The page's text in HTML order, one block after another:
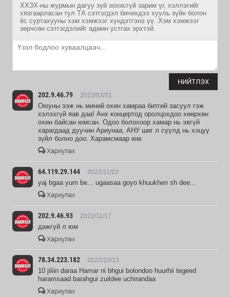
ХХЗХ-ны журмын дагуу зүй зохисгүй зарим үг, хэллэгийг
хязгаарласан тул ТА сэтгэгдэл бичихдээ хууль зүйн болон
ёс суртахууны хэм хэмжээг хүндэтгэнэ үү. Хэм хэмжээг
зөрчсөн сэтгэгдэлийг админ устгах эрхтэй.
НИЙТЛЭХ
202.9.46.79 2023/03/31
Оюуны ээж нь миний охин хамраа битгий засуул гэж
хэлэхгүй яав даа! Анх концертод оролцохдоо хөөрхөн
охин байсан юмсан. Одоо болохоор хамар нь эвгүй
харагдаад дуучин Ариунаа, АНУ шиг л сүүлд нь хэцүү
зүйл болно доо. Харамсмаар юм.
Хариулах
64.119.29.144 2022/11/23
yaj bgaa yum be... ugaasaa goyo khuukhen sh dee...
Хариулах
202.9.46.93 2022/11/17
дажгүй л юм
Хариулах
78.34.223.182 2022/10/13
10 jiliin daraa Hamar ni bhgui bolondoo huurhii tegeed
haramsaad barahgui zuildee uchirandaa
Хариулах